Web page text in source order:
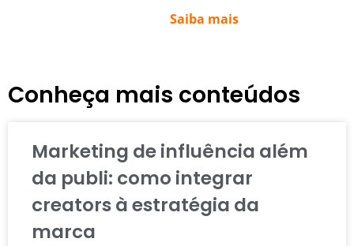
Saiba mais
Conheça mais conteúdos
Marketing de influência além
da publi: como integrar
creators à estratégia da
marca